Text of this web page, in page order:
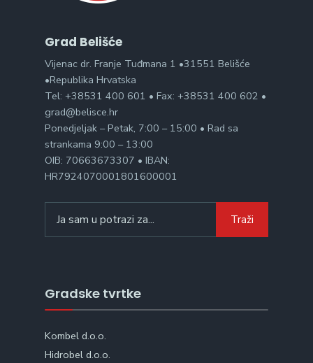
Grad Belišće
Vijenac dr. Franje Tuđmana 1 •31551 Belišće
•Republika Hrvatska
Tel: +38531 400 601 • Fax: +38531 400 602 •
grad@belisce.hr
Ponedjeljak – Petak, 7:00 – 15:00 • Rad sa
strankama 9:00 – 13:00
OIB: 70663673307 • IBAN:
HR7924070001801600001
for:
Traži
Gradske tvrtke
Kombel d.o.o.
Hidrobel d.o.o.